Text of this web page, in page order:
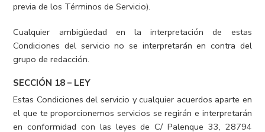
previa de los Términos de Servicio).
Cualquier ambigüedad en la interpretación de estas
Condiciones del servicio no se interpretarán en contra del
grupo de redacción.
SECCIÓN 18 – LEY
Estas Condiciones del servicio y cualquier acuerdos aparte en
el que te proporcionemos servicios se regirán e interpretarán
en conformidad con las leyes de C/ Palenque 33, 28794